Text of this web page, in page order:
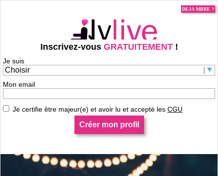
DEJA MBRE ?
Inscrivez-vousGRATUITEMENT !
Je suis
Mon email
Je certifie être majeur(e) et avoir lu et accepté les CGU
Créer mon profil